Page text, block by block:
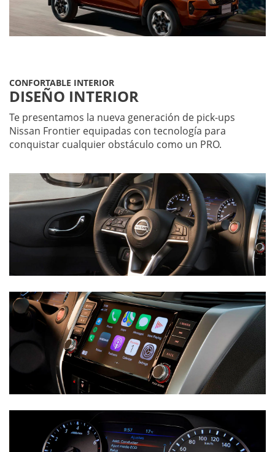
CONFORTABLE INTERIOR
DISEÑO INTERIOR
Te presentamos la nueva generación de pick-ups
Nissan Frontier equipadas con tecnología para
conquistar cualquier obstáculo como un PRO.